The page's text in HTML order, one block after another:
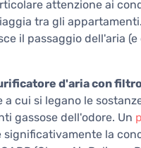
attenzione ai
tra gli
il passaggio dell'aria
d'aria con
cui si legano le
gassose dell'odore. Un
la